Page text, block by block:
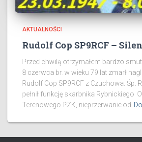
AKTUALNOŚCI
Rudolf Cop SP9RCF –
Przed chwilą otrzymałem bardzo
8 czerwca br. w wieku 79 lat zmarł
Rudolf Cop SP9RCF z Czuchowa. Śp.
pełnił funkcję skarbnika Rybnickiego
Terenowego PZK, nieprzerwanie od